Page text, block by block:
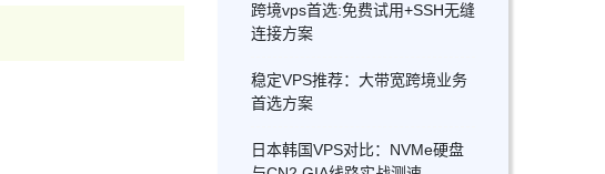
跨境vps首选:免费试用+SSH无缝
连接方案
稳定VPS推荐：大带宽跨境业务
首选方案
日本韩国VPS对比：NVMe硬盘